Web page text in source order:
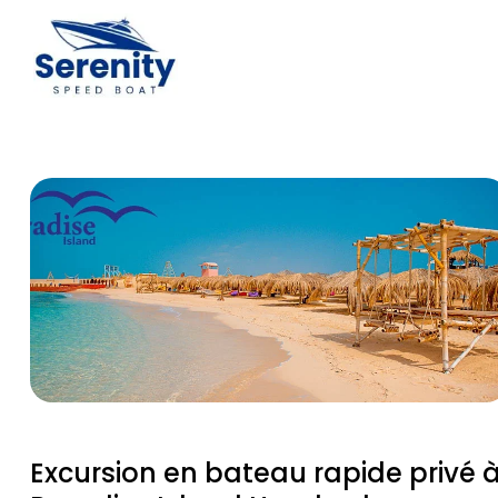
Excursion en bateau rapide privé